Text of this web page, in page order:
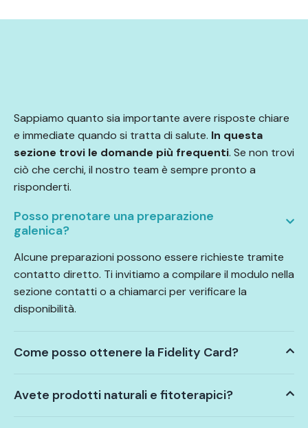
Sappiamo quanto sia importante avere risposte chiare
e immediate quando si tratta di salute. In questa
sezione trovi le domande più frequenti. Se non trovi
ciò che cerchi, il nostro team è sempre pronto a
risponderti.
Posso prenotare una preparazione
galenica?
Alcune preparazioni possono essere richieste tramite
contatto diretto. Ti invitiamo a compilare il modulo nella
sezione contatti o a chiamarci per verificare la
disponibilità.
Come posso ottenere la Fidelity Card?
Avete prodotti naturali e fitoterapici?